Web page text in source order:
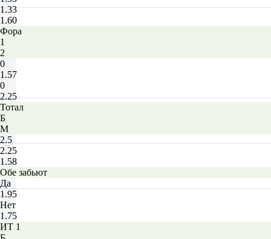
1.33
1.60
Фора
1
2
0
1.57
0
2.25
Тотал
Б
М
2.5
2.25
1.58
Обе забьют
Да
1.95
Нет
1.75
ИТ 1